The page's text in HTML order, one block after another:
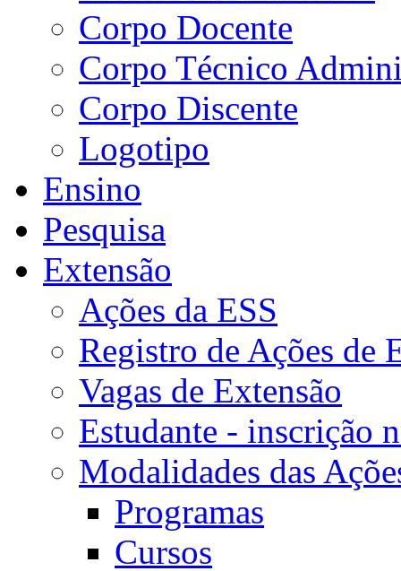
Corpo Docente
Corpo Técnico
Corpo Discente
Logotipo
Ensino
Pesquisa
Extensão
Ações da ESS
Registro de Ações de
Vagas de Extensão
Estudante - inscrição
Modalidades das
Programas
Cursos